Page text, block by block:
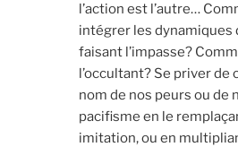
l’action est l’autre…
intégrer les dynamiques
faisant l’impasse?
l’occultant? Se priver de
nom de nos peurs ou de
pacifisme en le
imitation, ou en